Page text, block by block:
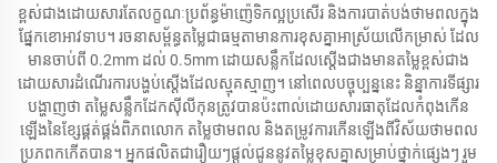
ខ្ពស់ជាងដោយសារតែលក្ខណៈប្រព័ន្ធម៉ាញ៉េទិកល្អប្រសើរ និងការបាត់បង់ថាមពលក្នុង
ផ្នែកខោអាវទាប។ រចនាសម្ព័ន្ធតម្លៃជាធម្មតាមានការខុសគ្នាអាស្រ័យលើកម្រាស់ ដែល
មានចាប់ពី 0.2mm ដល់ 0.5mm ដោយសន្លឹកដែលស្តើងជាងមានតម្លៃខ្ពស់ជាង
ដោយសារដំណើរការបង្ហប់ស្តើងដែលស្មុគស្មាញ។ នៅពេលបច្ចុប្បន្ននេះ និន្នាការទីផ្សារ
បង្ហាញថា តម្លៃសន្លឹកដែកស៊ីលីកុនត្រូវបានប៉ះពាល់ដោយសារធាតុដែលកំពុងកើន
ឡើងនៃខ្សែផ្គត់ផ្គង់ពិភពលោក តម្លៃថាមពល និងតម្រូវការកើនឡើងពីវិស័យថាមពល
ប្រភពកកើតបាន។ អ្នកផលិតជារឿយៗផ្តល់ជូននូវតម្លៃខុសគ្នាសម្រាប់ថ្នាក់ផ្សេងៗ រួម